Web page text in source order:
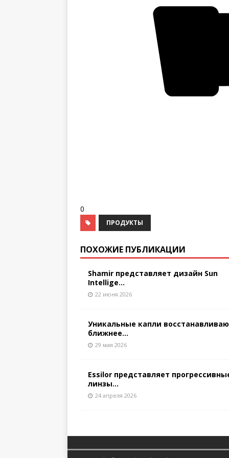
0
ПРОДУКТЫ
ПОХОЖИЕ ПУБЛИКАЦИИ
Shamir представляет дизайн Sun
Intellige...
22 июня 2026
Уникальные капли
ближнее...
29 мая 2026
Essilor представляет
линзы...
24 апреля 2026